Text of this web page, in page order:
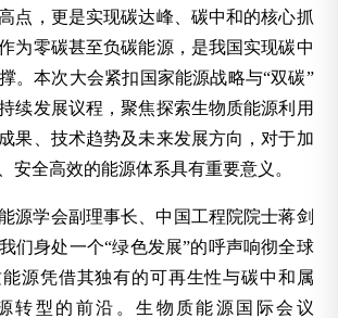
点，更是实现碳达峰、碳中和的核心抓
为零碳甚至负碳能源，是我国实现碳中
。本次大会紧扣国家能源战略与“双碳”
续发展议程，聚焦探索生物质能源利用
果、技术趋势及未来发展方向，对于加
安全高效的能源体系具有重要意义。
源学会副理事长、中国工程院院士蒋剑
们身处一个“绿色发展”的呼声响彻全球
源凭借其独有的可再生性与碳中和属
转型的前沿。生物质能源国际会议